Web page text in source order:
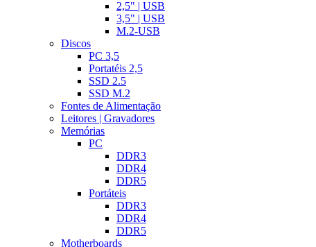
2,5" | USB
3,5" | USB
M.2-USB
Discos
PC 3,5
Portatéis 2,5
SSD 2.5
SSD M.2
Fontes de Alimentação
Leitores | Gravadores
Memórias
PC
DDR3
DDR4
DDR5
Portáteis
DDR3
DDR4
DDR5
Motherboards